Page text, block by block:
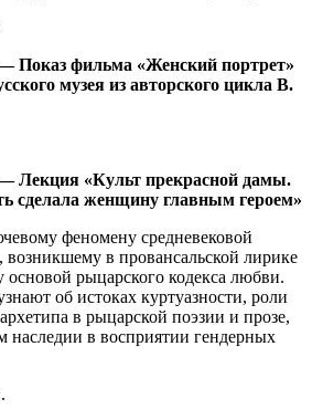
Показ фильма «Женский портрет»
музея из авторского цикла В.
Лекция «Культ прекрасной дамы.
сделала женщину главным героем»
феномену средневековой
в провансальской лирике
основой рыцарского кодекса любви.
об истоках куртуазности, роли
в рыцарской поэзии и прозе,
наследии в восприятии гендерных